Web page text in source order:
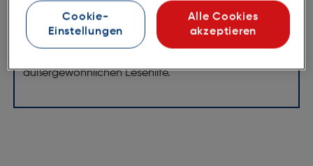
sodass Sie sie den ganzen Tag bequem tragen
können. Die Metallbügel sorgen nicht nur für
Stabilität, sondern verleihen der Brille auch einen
außergewöhnlichen Lesehlife.
Cookie-
Einstellungen
Alle Cookies
akzeptieren